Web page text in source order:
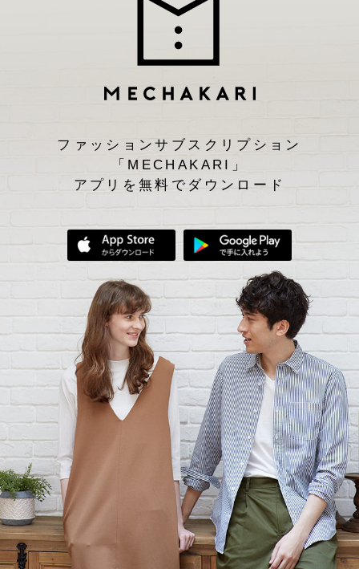
ファッションサブスクリプション
「MECHAKARI」
アプリを無料でダウンロード
App Storeからダウンロード